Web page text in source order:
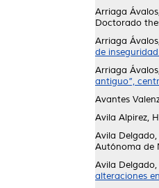
Arriaga
Doctorado
Arriaga
de
Arriaga
antiguo”,
Avantes
Avila Alpirez,
Avila
Autónoma de
Avila
alteraciones